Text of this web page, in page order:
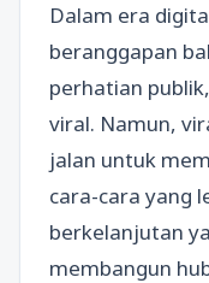
Dalam era
beranggapan
perhatian
viral. Namun,
jalan untuk
cara-cara yang
berkelanjutan
membangun